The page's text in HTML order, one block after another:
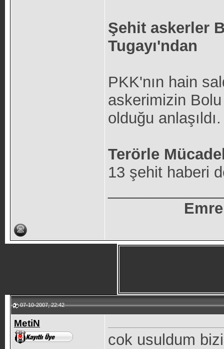
Şehit askerler
Tugayı'ndan
PKK'nın hain
askerimizin
olduğu anlaşıldı.
Terörle
13 şehit haberi
07-10-2007, 22:42
MetiN
cok usuldum